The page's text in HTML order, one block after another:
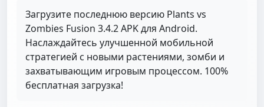
Загрузите последнюю версию Plants vs
Zombies Fusion 3.4.2 APK для Android.
Наслаждайтесь улучшенной мобильной
стратегией с новыми растениями, зомби и
захватывающим игровым процессом. 100%
бесплатная загрузка!